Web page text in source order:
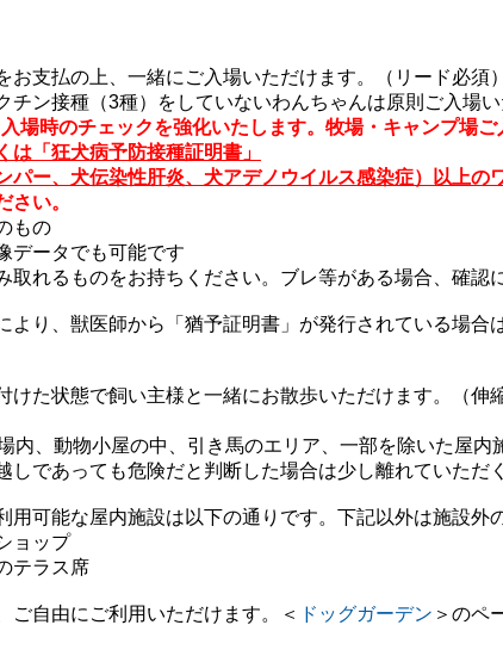
お支払の上、一緒にご入場いただけます。（リード必須）
ン接種（3種）をしていないわんちゃんは原則ご入場い
場時のチェックを強化いたします。牧場・キャンプ場ご
「狂犬病予防接種証明書」
ー、犬伝染性肝炎、犬アデノウイルス感染症）以上の
い。
もの
ータでも可能です
るものをお持ちください。ブレ等がある場合、確認
り、獣医師から「猶予証明書」が発行されている場合
けた状態で飼い主様と一緒にお散歩いただけます。（
内、動物小屋の中、引き馬のエリア、一部を除いた屋内
しであっても危険だと判断した場合は少し離れていただ
用可能な屋内施設は以下の通りです。下記以外は施設外
ョップ
テラス席
ご自由にご利用いただけます。＜ ドッグガーデン ＞のペ